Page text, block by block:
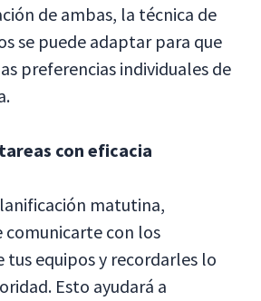
de ambas, la técnica de
se puede adaptar para que
preferencias individuales de
con eficacia
matutina,
comunicarte con los
tus equipos y recordarles lo
Esto ayudará a